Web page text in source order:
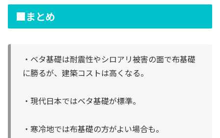
■まとめ
・ベタ基礎は耐震性やシロアリ被害の面で布基礎
に勝るが、建築コストは高くなる。
・現代日本ではベタ基礎が標準。
・寒冷地では布基礎の方がよい場合も。